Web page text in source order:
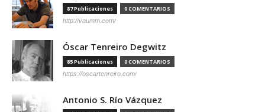
87 Publicaciones 0 COMENTARIOS
http://vaumm.com/
Óscar Tenreiro Degwitz
85 Publicaciones 0 COMENTARIOS
https://oscartenreiro.com/
Antonio S. Río Vázquez